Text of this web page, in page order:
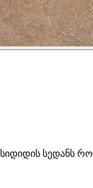
სიდიდის სედანს